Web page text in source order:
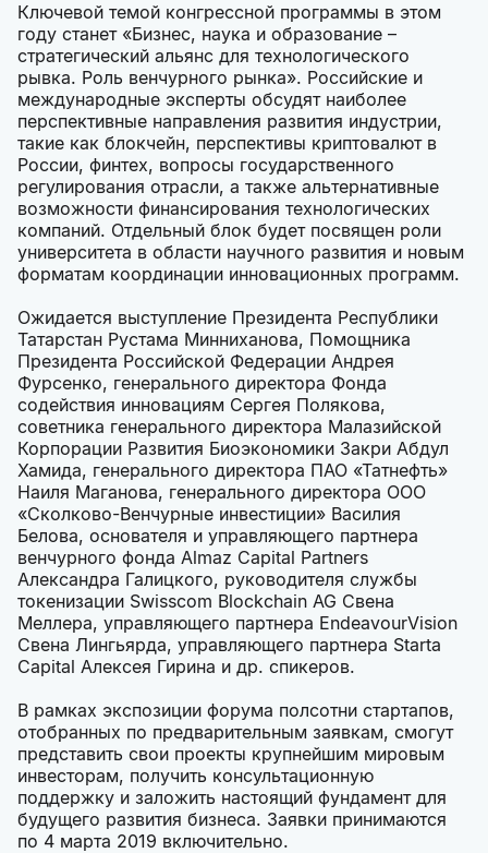
Ключевой темой конгрессной программы в этом
году станет «Бизнес, наука и образование –
стратегический альянс для технологического
рывка. Роль венчурного рынка». Российские и
международные эксперты обсудят наиболее
перспективные направления развития индустрии,
такие как блокчейн, перспективы криптовалют в
России, финтех, вопросы государственного
регулирования отрасли, а также альтернативные
возможности финансирования технологических
компаний. Отдельный блок будет посвящен роли
университета в области научного развития и новым
форматам координации инновационных программ.
Ожидается выступление Президента Республики
Татарстан Рустама Минниханова, Помощника
Президента Российской Федерации Андрея
Фурсенко, генерального директора Фонда
содействия инновациям Сергея Полякова,
советника генерального директора Малазийской
Корпорации Развития Биоэкономики Закри Абдул
Хамида, генерального директора ПАО «Татнефть»
Наиля Маганова, генерального директора ООО
«Сколково-Венчурные инвестиции» Василия
Белова, основателя и управляющего партнера
венчурного фонда Almaz Capital Partners
Александра Галицкого, руководителя службы
токенизации Swisscom Blockchain AG Свена
Меллера, управляющего партнера EndeavourVision
Свена Лингьярда, управляющего партнера Starta
Capital Алексея Гирина и др. спикеров.
В рамках экспозиции форума полсотни стартапов,
отобранных по предварительным заявкам, смогут
представить свои проекты крупнейшим мировым
инвесторам, получить консультационную
поддержку и заложить настоящий фундамент для
будущего развития бизнеса. Заявки принимаются
по 4 марта 2019 включительно.